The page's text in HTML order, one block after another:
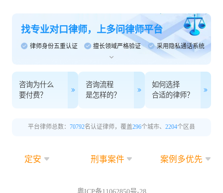
找专业对口律师，上多问律师平台
律师身份五重认证 擅长领域严格验证 采用隐私通话系统
咨询为什么
要付费？
咨询流程
是怎样的？
如何选择
合适的律师？
平台律师总数： 70792名认证律师，覆盖296个城市、 2204个区县
定安 刑事案件 案例多优先